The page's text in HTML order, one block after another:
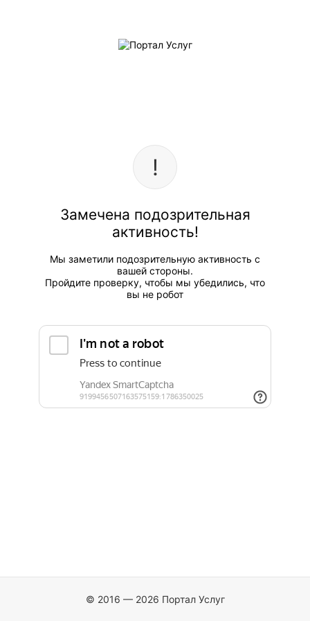
Замечена подозрительная
активность!
Мы заметили подозрительную активность с
вашей стороны.
Пройдите проверку, чтобы мы убедились, что
вы не робот
© 2016 — 2026 Портал Услуг